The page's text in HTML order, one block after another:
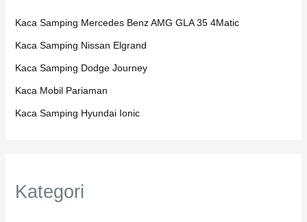
Kaca Samping Mercedes Benz AMG GLA 35 4Matic
Kaca Samping Nissan Elgrand
Kaca Samping Dodge Journey
Kaca Mobil Pariaman
Kaca Samping Hyundai Ionic
Kategori